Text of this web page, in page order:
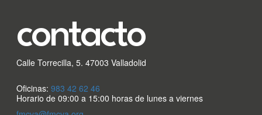
contacto
Calle Torrecilla, 5. 47003 Valladolid
Oficinas: 983 42 62 46
Horario de 09:00 a 15:00 horas de lunes a viernes